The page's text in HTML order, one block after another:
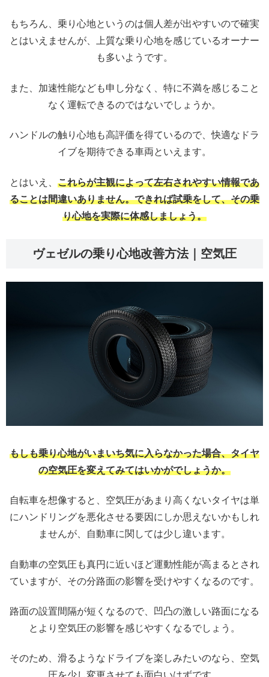
もちろん、乗り心地というのは個人差が出やすいので確実
とはいえませんが、上質な乗り心地を感じているオーナー
も多いようです。
また、加速性能なども申し分なく、特に不満を感じること
なく運転できるのではないでしょうか。
ハンドルの触り心地も高評価を得ているので、快適なドラ
イブを期待できる車両といえます。
とはいえ、 これらが主観によって左右されやすい情報であ
ることは間違いありません。できれば試乗をして、その乗
り心地を実際に体感しましょう。
ヴェゼルの乗り心地改善方法｜空気圧
もしも乗り心地がいまいち気に入らなかった場合、タイヤ
の空気圧を変えてみてはいかがでしょうか。
自転車を想像すると、空気圧があまり高くないタイヤは単
にハンドリングを悪化させる要因にしか思えないかもしれ
ませんが、自動車に関しては少し違います。
自動車の空気圧も真円に近いほど運動性能が高まるとされ
ていますが、その分路面の影響を受けやすくなるのです。
路面の設置間隔が短くなるので、凹凸の激しい路面になる
とより空気圧の影響を感じやすくなるでしょう。
そのため、滑るようなドライブを楽しみたいのなら、空気